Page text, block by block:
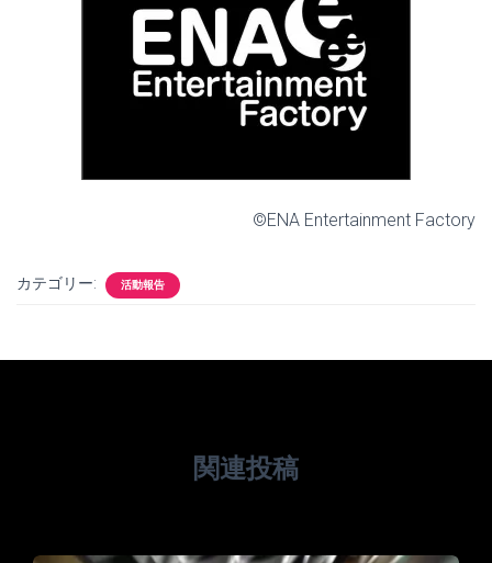
©ENA Entertainment Factory
カテゴリー: 活動報告
関連投稿